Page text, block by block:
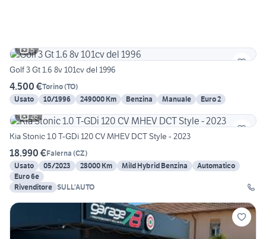
5
Golf 3 Gt 1.6 8v 101cv del 1996
4.500 €Torino(TO)
Usato
10/1996 249000 Km Benzina Manuale
Euro 2
26
Kia Stonic 1.0 T-GDi 120 CV MHEV DCT Style - 2023
18.990 €Falerna (CZ)
Usato
05/2023 28000 Km Mild Hybrid Benzina
Automatico
Euro 6e
Rivenditore SULL'AUTO